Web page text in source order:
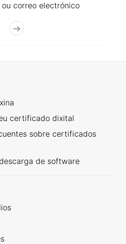
correo electrónico
certificado dixital
sobre certificados
de software